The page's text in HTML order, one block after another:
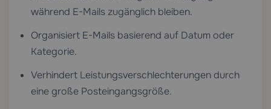
während E-Mails zugänglich bleiben.
Organisiert E-Mails basierend auf Datum oder
Kategorie.
Verhindert Leistungsverschlechterungen durch
eine große Posteingangsgröße.